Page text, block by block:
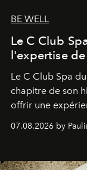
BE WELL
Le C Club
l'expertise de
Le C Club Spa
chapitre de son
offrir une
07.08.2026 by